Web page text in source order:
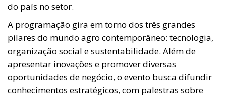
do país no setor.
A programação gira em torno dos três grandes
pilares do mundo agro contemporâneo: tecnologia,
organização social e sustentabilidade. Além de
apresentar inovações e promover diversas
oportunidades de negócio, o evento busca difundir
conhecimentos estratégicos, com palestras sobre